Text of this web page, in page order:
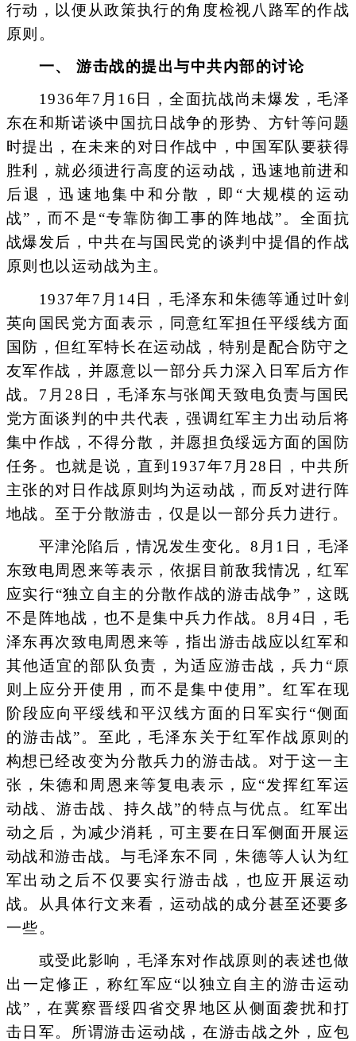
行动，以便从政策执行的角度检视八路军的作战
原则。
一、 游击战的提出与中共内部的讨论
1936年7月16日，全面抗战尚未爆发，毛泽
东在和斯诺谈中国抗日战争的形势、方针等问题
时提出，在未来的对日作战中，中国军队要获得
胜利，就必须进行高度的运动战，迅速地前进和
后退，迅速地集中和分散，即“大规模的运动
战”，而不是“专靠防御工事的阵地战”。全面抗
战爆发后，中共在与国民党的谈判中提倡的作战
原则也以运动战为主。
1937年7月14日，毛泽东和朱德等通过叶剑
英向国民党方面表示，同意红军担任平绥线方面
国防，但红军特长在运动战，特别是配合防守之
友军作战，并愿意以一部分兵力深入日军后方作
战。7月28日，毛泽东与张闻天致电负责与国民
党方面谈判的中共代表，强调红军主力出动后将
集中作战，不得分散，并愿担负绥远方面的国防
任务。也就是说，直到1937年7月28日，中共所
主张的对日作战原则均为运动战，而反对进行阵
地战。至于分散游击，仅是以一部分兵力进行。
平津沦陷后，情况发生变化。8月1日，毛泽
东致电周恩来等表示，依据目前敌我情况，红军
应实行“独立自主的分散作战的游击战争”，这既
不是阵地战，也不是集中兵力作战。8月4日，毛
泽东再次致电周恩来等，指出游击战应以红军和
其他适宜的部队负责，为适应游击战，兵力“原
则上应分开使用，而不是集中使用”。红军在现
阶段应向平绥线和平汉线方面的日军实行“侧面
的游击战”。至此，毛泽东关于红军作战原则的
构想已经改变为分散兵力的游击战。对于这一主
张，朱德和周恩来等复电表示，应“发挥红军运
动战、游击战、持久战”的特点与优点。红军出
动之后，为减少消耗，可主要在日军侧面开展运
动战和游击战。与毛泽东不同，朱德等人认为红
军出动之后不仅要实行游击战，也应开展运动
战。从具体行文来看，运动战的成分甚至还要多
一些。
或受此影响，毛泽东对作战原则的表述也做
出一定修正，称红军应“以独立自主的游击运动
战”，在冀察晋绥四省交界地区从侧面袭扰和打
击日军。所谓游击运动战，在游击战之外，应包